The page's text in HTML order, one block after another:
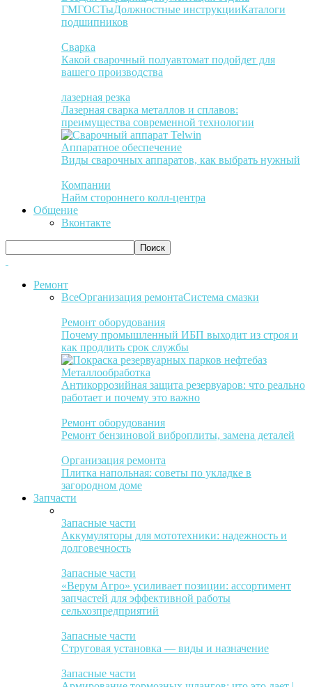
ГМГОСТыДолжностные инструкцииКаталоги
подшипников
Сварка
Какой сварочный полуавтомат подойдет для
вашего производства
лазерная резка
Лазерная сварка металлов и сплавов:
преимущества современной технологии
Аппаратное обеспечение
Виды сварочных аппаратов, как выбрать нужный
Компании
Найм стороннего колл-центра
Общение
Вконтакте
Ремонт
ВсеОрганизация ремонтаСистема смазки
Ремонт оборудования
Почему промышленный ИБП выходит из строя и
как продлить срок службы
Металлообработка
Антикоррозийная защита резервуаров: что реально
работает и почему это важно
Ремонт оборудования
Ремонт бензиновой виброплиты, замена деталей
Организация ремонта
Плитка напольная: советы по укладке в
загородном доме
Запчасти
Запасные части
Аккумуляторы для мототехники: надежность и
долговечность
Запасные части
«Верум Агро» усиливает позиции: ассортимент
запчастей для эффективной работы
сельхозпредприятий
Запасные части
Струговая установка — виды и назначение
Запасные части